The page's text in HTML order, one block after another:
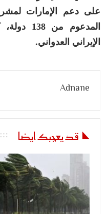
على دعم الإمارات
المدعوم
الإيراني العدواني.
Adnane
قد يعجبك ايضا